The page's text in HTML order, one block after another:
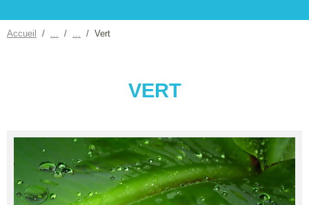
Accueil Vert
VERT